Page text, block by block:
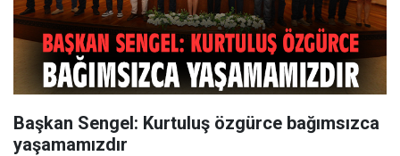
Başkan Sengel: Kurtuluş özgürce bağımsızca
yaşamamızdır